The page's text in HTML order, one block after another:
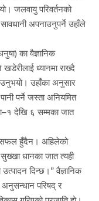
जलवायु परिवर्तनको
अपनाउनुपर्ने उहाँले
का वैज्ञानिक
ध्यानमा राख्दै
उहाँका अनुसार
पर्ने जस्ता अनियमित
देखि ६ सम्मका जात
सफल हुँदैन। अहिलेको
धानका जात त्यही
दिन्छ।” वैज्ञानिक
परिषद् र